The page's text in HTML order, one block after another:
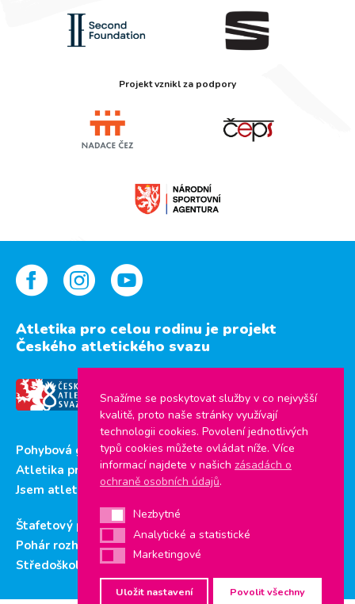
Projekt vznikl za podpory
Atletika pro celou rodinu je projekt
Českého atletického svazu
Pohybová gramotnost
Atletika pro děti
Jsem atlet
Štafetový pohár
Pohár rozhlasu
Středoškolský pohár
Snažíme se poskytovat služby v co nejvyšší
kvalitě, proto naše stránky využívají
technologii cookies. Povolení jednotlivých
typů cookies můžete ovládat níže. Více
informací najdete v našich zásadách o
ochraně osobních údajů.
NezbytnéNezbytné
Analytické a statistické
Analytické a statistické
MarketingovéMarketingové
Uložit nastavení Povolit všechny